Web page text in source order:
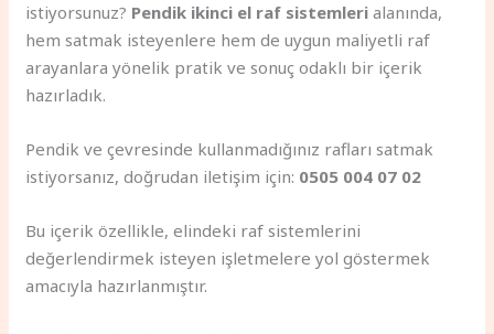
istiyorsunuz? Pendik ikinci el raf sistemleri alanında,
hem satmak isteyenlere hem de uygun maliyetli raf
arayanlara yönelik pratik ve sonuç odaklı bir içerik
hazırladık.
Pendik ve çevresinde kullanmadığınız rafları satmak
istiyorsanız, doğrudan iletişim için: 0505 004 07 02
Bu içerik özellikle, elindeki raf sistemlerini
değerlendirmek isteyen işletmelere yol göstermek
amacıyla hazırlanmıştır.